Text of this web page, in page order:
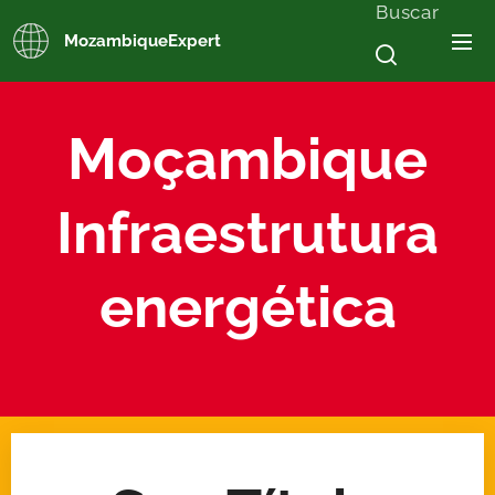
MozambiqueExpert
Buscar
Moçambique
Infraestrutura
energética